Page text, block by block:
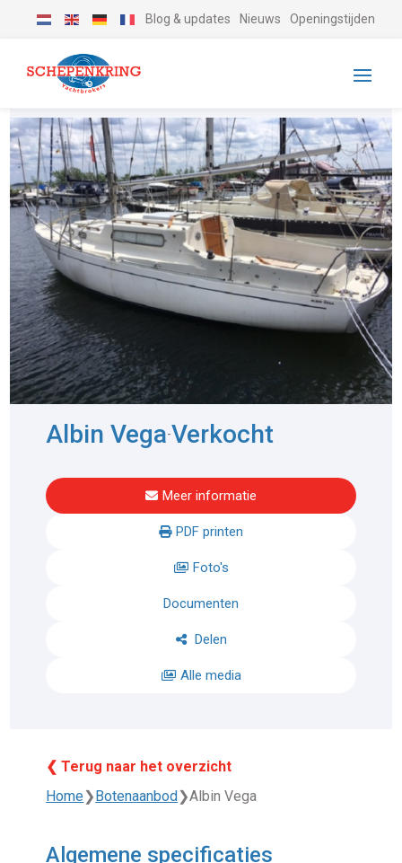
Blog & updates Nieuws Openingstijden
Albin Vega-Verkocht
Meer informatie
PDF printen
Foto's
Documenten
Delen
Alle media
❮ Terug naar het overzicht
Home❯ Botenaanbod ❯Albin Vega
Algemene specificaties